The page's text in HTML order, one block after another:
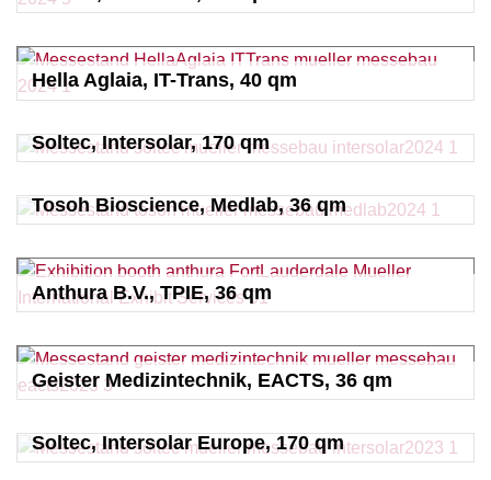
Hella Aglaia, IT-Trans, 40 qm
Soltec, Intersolar, 170 qm
Tosoh Bioscience, Medlab, 36 qm
Anthura B.V., TPIE, 36 qm
Geister Medizintechnik, EACTS, 36 qm
Soltec, Intersolar Europe, 170 qm